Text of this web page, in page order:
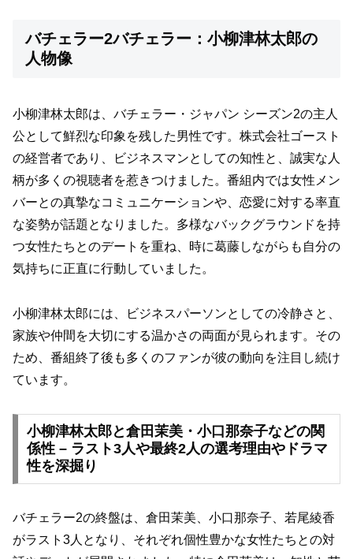
バチェラー2バチェラー：小柳津林太郎の
人物像
小柳津林太郎は、バチェラー・ジャパン シーズン2の主人
公として鮮烈な印象を残した男性です。株式会社ゴースト
の経営者であり、ビジネスマンとしての知性と、誠実な人
柄が多くの視聴者を惹きつけました。番組内では女性メン
バーとの真摯なコミュニケーションや、恋愛に対する率直
な姿勢が話題となりました。多様なバックグラウンドを持
つ女性たちとのデートを重ね、時に葛藤しながらも自分の
気持ちに正直に行動していました。
小柳津林太郎には、ビジネスパーソンとしての冷静さと、
家族や仲間を大切にする温かさの両面が見られます。その
ため、番組終了後も多くのファンが彼の動向を注目し続け
ています。
小柳津林太郎と倉田茉美・小口那奈子などの関
係性 – ラスト3人や最終2人の選考理由やドラマ
性を深掘り
バチェラー2の終盤は、倉田茉美、小口那奈子、若尾綾香
がラスト3人となり、それぞれ個性豊かな女性たちとの対